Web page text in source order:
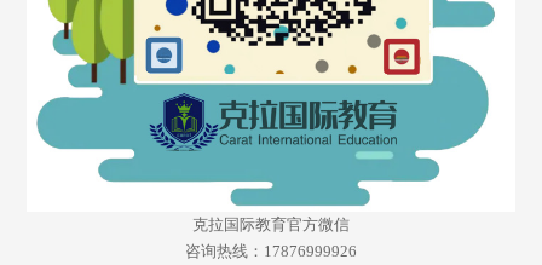
克拉国际教育官方微信
咨询热线：17876999926